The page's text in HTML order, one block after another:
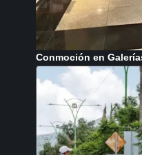
Conmoción en